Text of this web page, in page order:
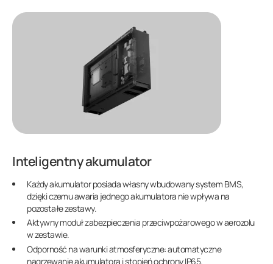
Inteligentny akumulator
Każdy akumulator posiada własny wbudowany system BMS,
dzięki czemu awaria jednego akumulatora nie wpływa na
pozostałe zestawy.
Aktywny moduł zabezpieczenia przeciwpożarowego w aerozolu
w zestawie.
Odporność na warunki atmosferyczne: automatyczne
nagrzewanie akumulatora i stopień ochrony IP65.